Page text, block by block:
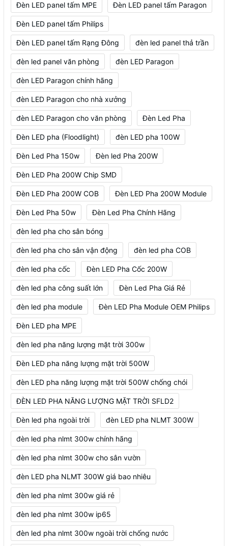
Đèn LED panel tấm MPE Đèn LED panel tấm Paragon
Đèn LED panel tấm Philips
Đèn LED panel tấm Rạng Đông đèn led panel thả trần
đèn led panel văn phòng đèn LED Paragon
đèn LED Paragon chính hãng
đèn LED Paragon cho nhà xưởng
đèn LED Paragon cho văn phòng Đèn Led Pha
Đèn LED pha (Floodlight) đèn LED pha 100W
Đèn Led Pha 150w Đèn led Pha 200W
Đèn LED Pha 200W Chip SMD
Đèn LED Pha 200W COB Đèn LED Pha 200W Module
Đèn Led Pha 50w Đèn Led Pha Chính Hãng
đèn led pha cho sân bóng
đèn led pha cho sân vận động đèn led pha COB
đèn led pha cốc Đèn LED Pha Cốc 200W
đèn led pha công suất lớn Đèn Led Pha Giá Rẻ
đèn led pha module Đèn LED Pha Module OEM Philips
Đèn LED pha MPE
đèn led pha năng lượng mặt trời 300w
Đèn LED pha năng lượng mặt trời 500W
đèn LED pha năng lượng mặt trời 500W chống chói
ĐÈN LED PHA NĂNG LƯỢNG MẶT TRỜI SFLD2
Đèn led pha ngoài trời đèn LED pha NLMT 300W
đèn led pha nlmt 300w chính hãng
đèn led pha nlmt 300w cho sân vườn
đèn LED pha NLMT 300W giá bao nhiêu
đèn led pha nlmt 300w giá rẻ
đèn led pha nlmt 300w ip65
đèn led pha nlmt 300w ngoài trời chống nước